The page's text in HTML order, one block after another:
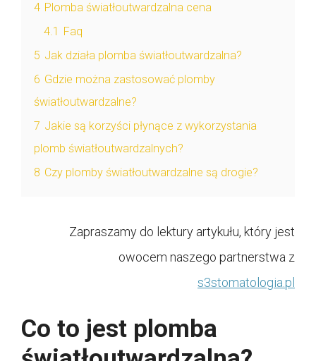
4 Plomba światłoutwardzalna cena
4.1 Faq
5 Jak działa plomba światłoutwardzalna?
6 Gdzie można zastosować plomby
światłoutwardzalne?
7 Jakie są korzyści płynące z wykorzystania
plomb światłoutwardzalnych?
8 Czy plomby światłoutwardzalne są drogie?
Zapraszamy do lektury artykułu, który jest
owocem naszego partnerstwa z
s3stomatologia.pl
Co to jest plomba